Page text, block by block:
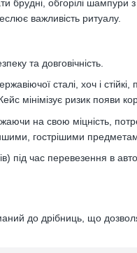
брудні, обгорілі шампури
важливість ритуалу.
та довговічність.
сталі, хоч і стійкі,
мінімізує ризик появи
на свою міцність,
гострішими
під час перевезення в
до дрібниць, що